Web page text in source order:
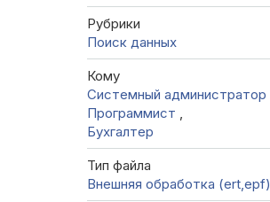
Рубрики
Поиск данных
Кому
Системный администратор
Программист ,
Бухгалтер
Тип файла
Внешняя обработка (ert,epf)